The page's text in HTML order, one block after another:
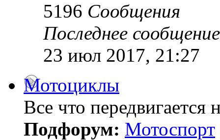
5196 Сообщения
Последнее сообщение
23 июл 2017, 21:27
Мотоциклы
Все что передвигается
Подфорум: Мотоспорт